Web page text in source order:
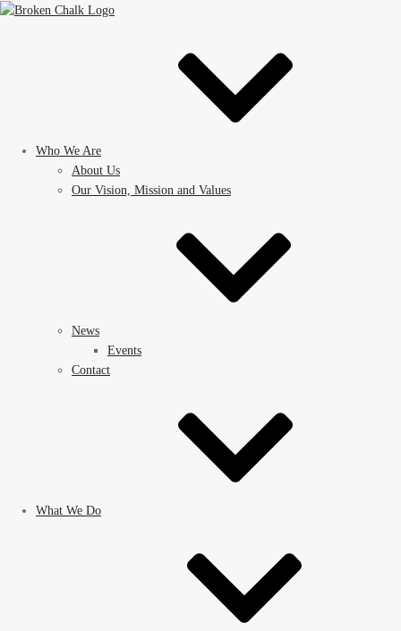
Who We Are
About Us
Our Vision, Mission and Values
News
Events
Contact
What We Do